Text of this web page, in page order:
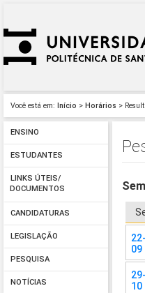
Você está em: Início > Horários >
ENSINO
ESTUDANTES
LINKS ÚTEIS/
DOCUMENTOS
CANDIDATURAS
LEGISLAÇÃO
PESQUISA
NOTÍCIAS
09
10